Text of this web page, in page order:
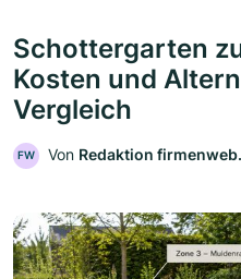
Schottergarten
Kosten und
Vergleich
FW Von Redaktion